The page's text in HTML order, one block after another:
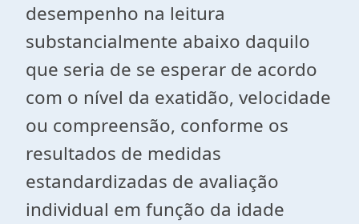
desempenho na leitura
substancialmente abaixo daquilo
que seria de se esperar de acordo
com o nível da exatidão, velocidade
ou compreensão, conforme os
resultados de medidas
estandardizadas de avaliação
individual em função da idade